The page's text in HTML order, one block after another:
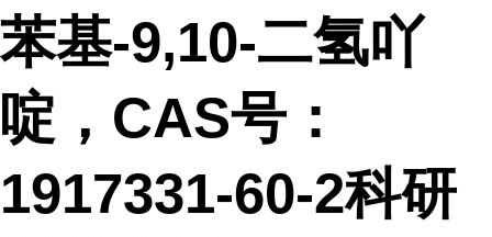
苯基-9,10-二氢吖
啶，CAS号：
1917331-60-2科研